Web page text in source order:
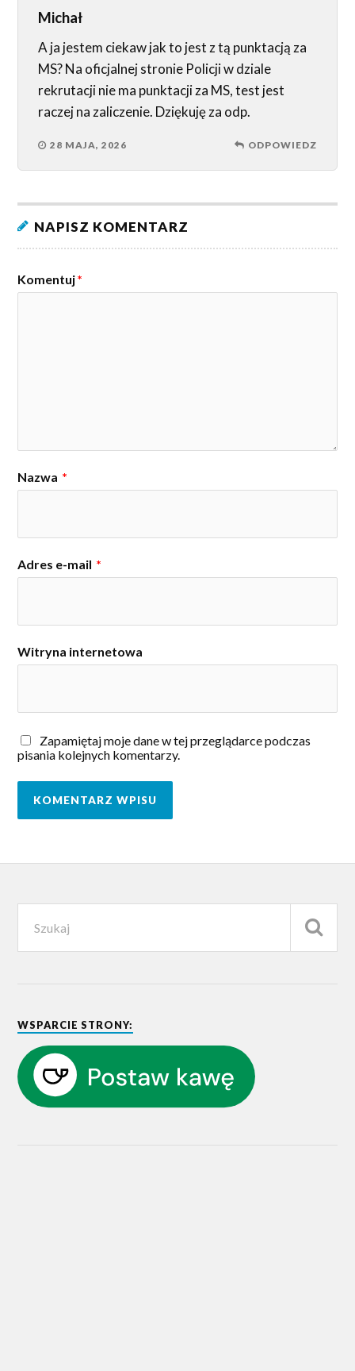
Michał
A ja jestem ciekaw jak to jest z tą punktacją za
MS? Na oficjalnej stronie Policji w dziale
rekrutacji nie ma punktacji za MS, test jest
raczej na zaliczenie. Dziękuję za odp.
28 MAJA, 2026 ODPOWIEDZ
NAPISZ KOMENTARZ
Komentuj*
Nazwa *
Adres e-mail *
Witryna internetowa
Zapamiętaj moje dane w tej przeglądarce podczas
pisania kolejnych komentarzy.
WSPARCIE STRONY: